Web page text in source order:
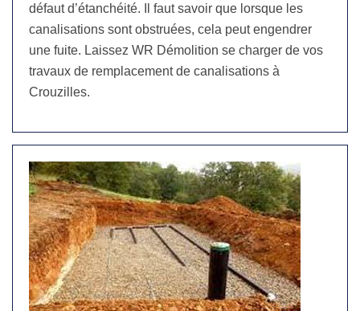
défaut d’étanchéité. Il faut savoir que lorsque les
canalisations sont obstruées, cela peut engendrer
une fuite. Laissez WR Démolition se charger de vos
travaux de remplacement de canalisations à
Crouzilles.